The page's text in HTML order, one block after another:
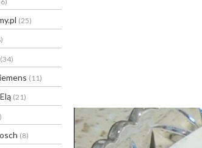
(25)
(34)
(11)
(21)
(8)